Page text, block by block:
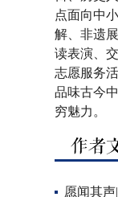
点面向中
解、非遗
读表演、
志愿服务
品味古今
穷魅力。
愿闻其